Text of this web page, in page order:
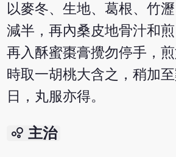
以麥冬、生地、葛根、竹瀝
減半，再內桑皮地骨汁和煎
再入酥蜜棗膏攪勿停手，
時取一胡桃大含之，稍加
日，丸服亦得。
bubble_chart 主治